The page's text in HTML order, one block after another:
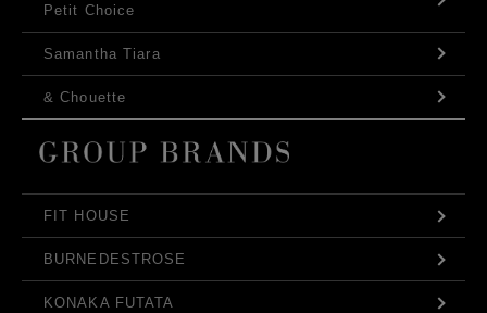
Petit Choice
Samantha Tiara
& Chouette
FIT HOUSE
BURNEDESTROSE
KONAKA FUTATA